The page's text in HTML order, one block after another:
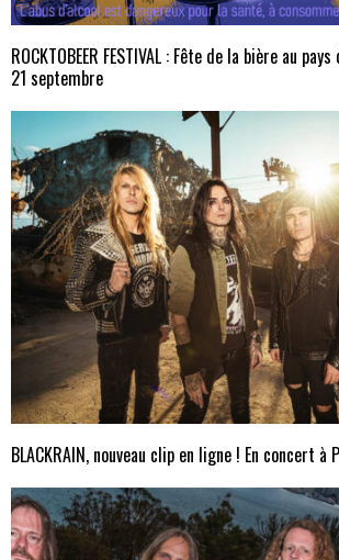
ROCKTOBEER FESTIVAL : Fête de la bière au
21 septembre
BLACKRAIN, nouveau clip en ligne ! En concert